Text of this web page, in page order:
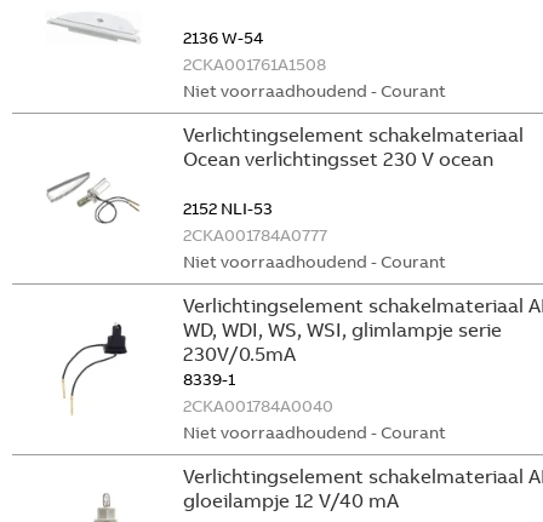
2136 W-54
2CKA001761A1508
Niet voorraadhoudend - Courant
Verlichtingselement schakelmateriaal
Ocean verlichtingsset 230 V ocean
2152 NLI-53
2CKA001784A0777
Niet voorraadhoudend - Courant
Verlichtingselement schakelmateriaal
WD, WDI, WS, WSI, glimlampje serie
230V/0.5mA
8339-1
2CKA001784A0040
Niet voorraadhoudend - Courant
Verlichtingselement schakelmateriaal
gloeilampje 12 V/40 mA